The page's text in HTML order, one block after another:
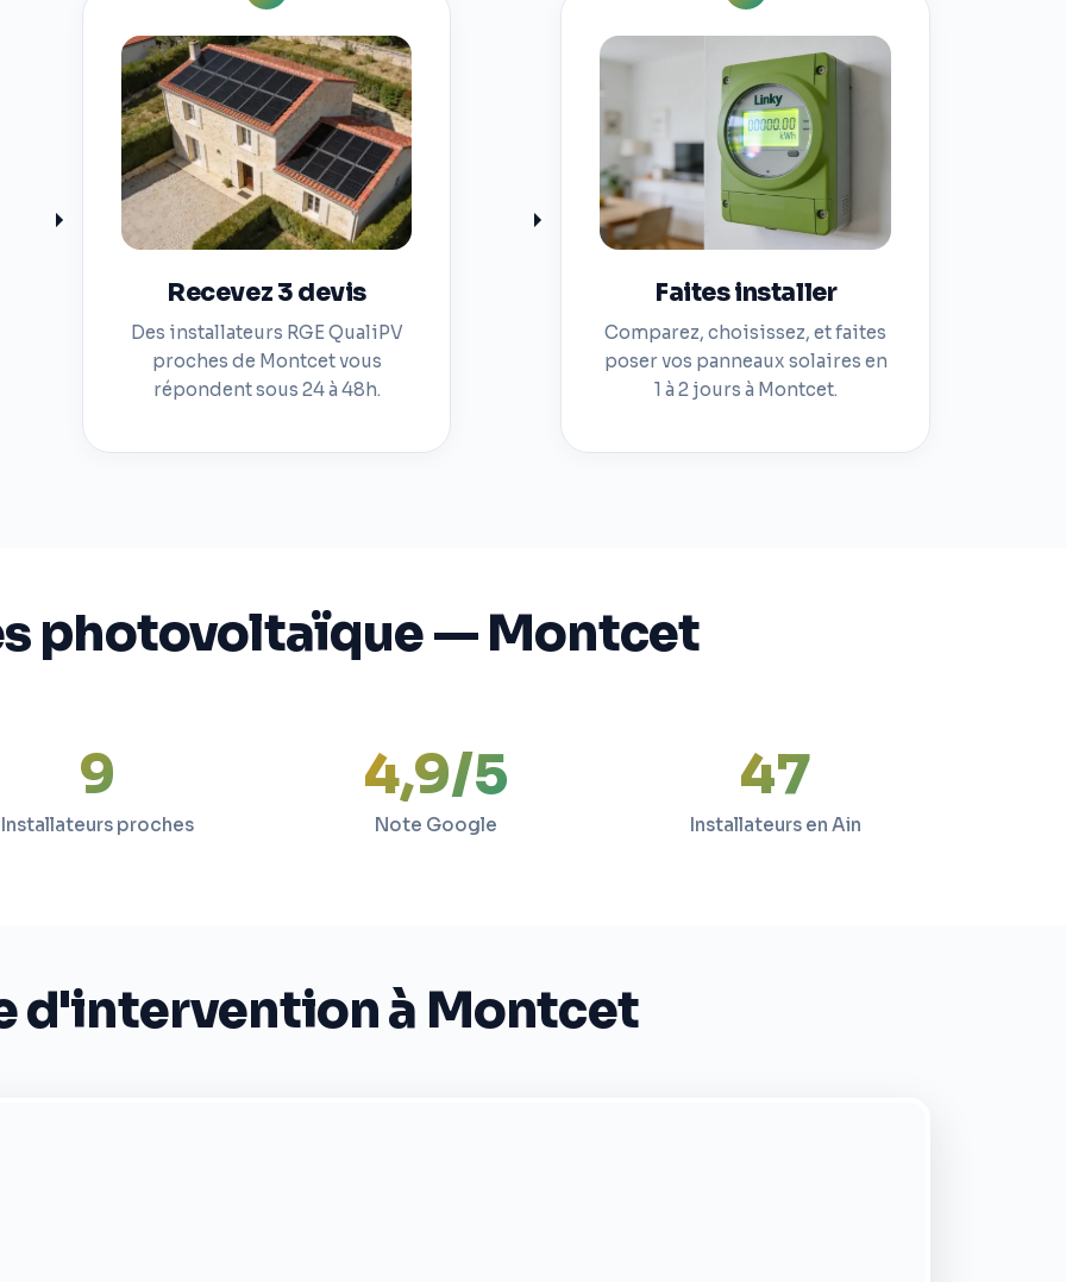
Recevez 3 devis
Des installateurs RGE QualiPV
proches de Montcet vous
répondent sous 24 à 48h.
Faites installer
Comparez, choisissez, et faites
poser vos panneaux solaires en
1 à 2 jours à Montcet.
photovoltaïque — Montcet
9
Installateurs proches
4,9/5
Note Google
47
Installateurs en Ain
d'intervention à Montcet